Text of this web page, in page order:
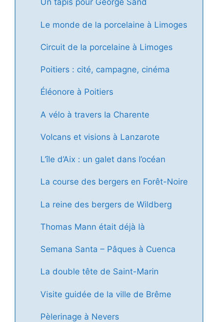
Un tapis pour George Sand
Le monde de la porcelaine à Limoges
Circuit de la porcelaine à Limoges
Poitiers : cité, campagne, cinéma
Éléonore à Poitiers
A vélo à travers la Charente
Volcans et visions à Lanzarote
L’île d’Aix : un galet dans l’océan
La course des bergers en Forêt-Noire
La reine des bergers de Wildberg
Thomas Mann était déjà là
Semana Santa – Pâques à Cuenca
La double tête de Saint-Marin
Visite guidée de la ville de Brême
Pèlerinage à Nevers